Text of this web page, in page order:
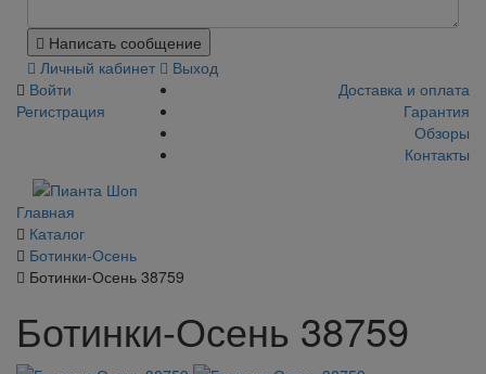
Написать сообщение
Личный кабинет
Выход
Войти
Регистрация
Доставка и оплата
Гарантия
Обзоры
Контакты
Главная
Каталог
Ботинки-Осень
Ботинки-Осень 38759
Ботинки-Осень 38759